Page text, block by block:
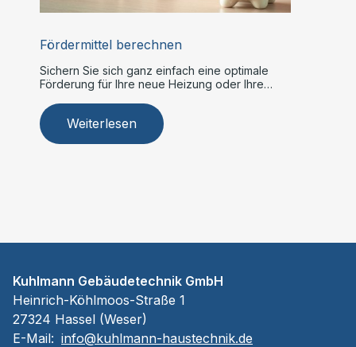
Fördermittel berechnen
Sichern Sie sich ganz einfach eine optimale
Förderung für Ihre neue Heizung oder Ihre
Weiterlesen
Kuhlmann Gebäudetechnik GmbH
Heinrich-Köhlmoos-Straße 1
27324 Hassel (Weser)
E-Mail: info@kuhlmann-haustechnik.de